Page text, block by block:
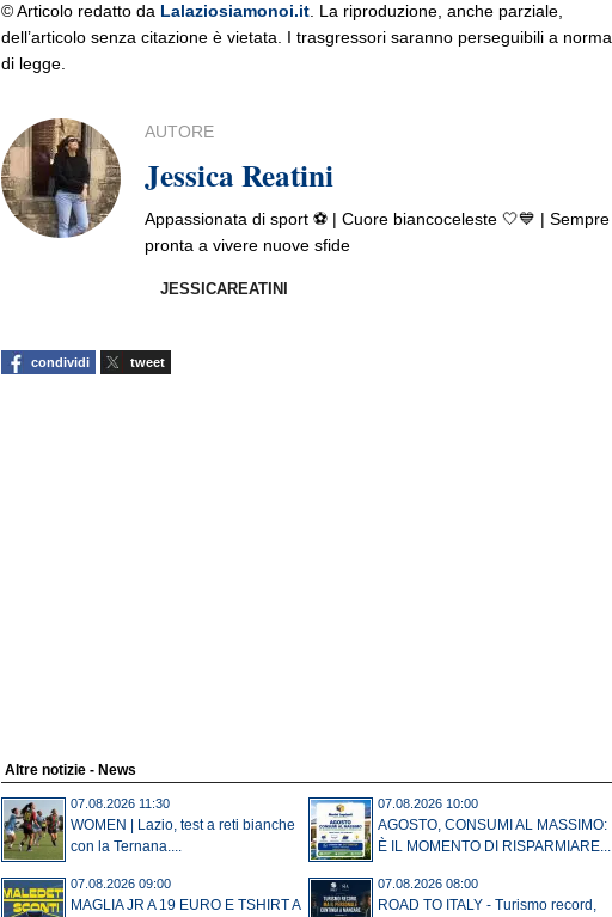
© Articolo redatto da Lalaziosiamonoi.it . La riproduzione, anche parziale,
dell’articolo senza citazione è vietata. I trasgressori saranno perseguibili a norma
di legge.
AUTORE
Jessica Reatini
Appassionata di sport ⚽️ | Cuore biancoceleste 🤍💙 | Sempre
pronta a vivere nuove sfide
JESSICAREATINI
condividi tweet
Altre notizie - News
07.08.2026 11:30
WOMEN | Lazio, test a reti bianche
con la Ternana....
07.08.2026 10:00
AGOSTO, CONSUMI AL MASSIMO:
È IL MOMENTO DI RISPARMIARE...
07.08.2026 09:00
MAGLIA JR A 19 EURO E TSHIRT A
07.08.2026 08:00
ROAD TO ITALY - Turismo record,